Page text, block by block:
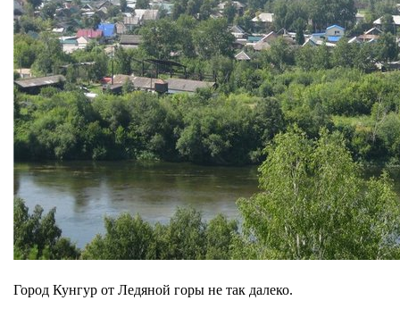
Город Кунгур от Ледяной горы не так далеко.